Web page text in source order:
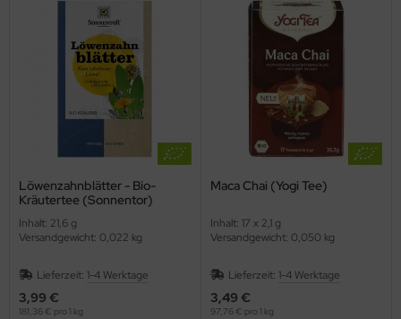
Löwenzahnblätter - Bio-
Kräutertee (Sonnentor)
Inhalt: 21,6 g
Versandgewicht: 0,022 kg
Lieferzeit: 1-4 Werktage
3,99 €
181,36 € pro 1 kg
Maca Chai (Yogi Tee)
Inhalt: 17 x 2,1 g
Versandgewicht: 0,050 kg
Lieferzeit: 1-4 Werktage
3,49 €
97,76 € pro 1 kg